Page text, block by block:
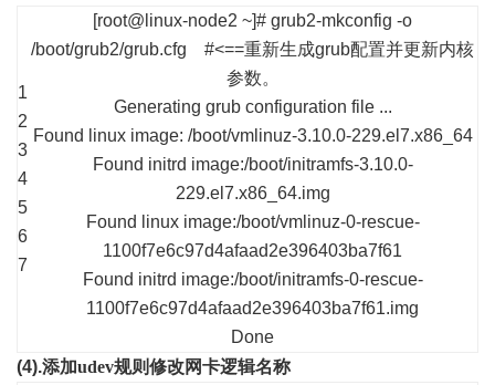
1
2
3
4
5
6
7
[root@linux-node2 ~]# grub2-mkconfig -o
/boot/grub2/grub.cfg #<==重新生成grub配置并更新内核
参数。
Generating grub configuration file ...
Found linux image: /boot/vmlinuz-3.10.0-229.el7.x86_64
Found initrd image:/boot/initramfs-3.10.0-
229.el7.x86_64.img
Found linux image:/boot/vmlinuz-0-rescue-
1100f7e6c97d4afaad2e396403ba7f61
Found initrd image:/boot/initramfs-0-rescue-
1100f7e6c97d4afaad2e396403ba7f61.img
Done
(4).添加udev规则修改网卡逻辑名称